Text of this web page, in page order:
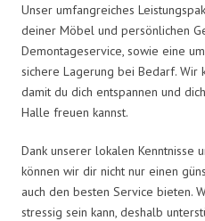
Unser umfangreiches
deiner Möbel und persönlichen
Demontageservice, sowie eine
sichere Lagerung bei Bedarf. Wir
damit du dich entspannen und
Halle freuen kannst.
Dank unserer lokalen Kenntnisse
können wir dir nicht nur einen
auch den besten Service bieten.
stressig sein kann, deshalb